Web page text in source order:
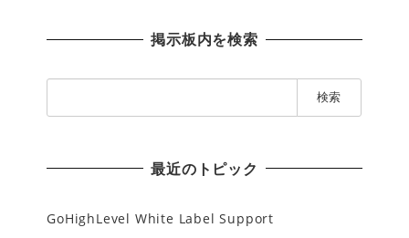
掲示板内を検索
索
最近のトピック
GoHighLevel White Label Support